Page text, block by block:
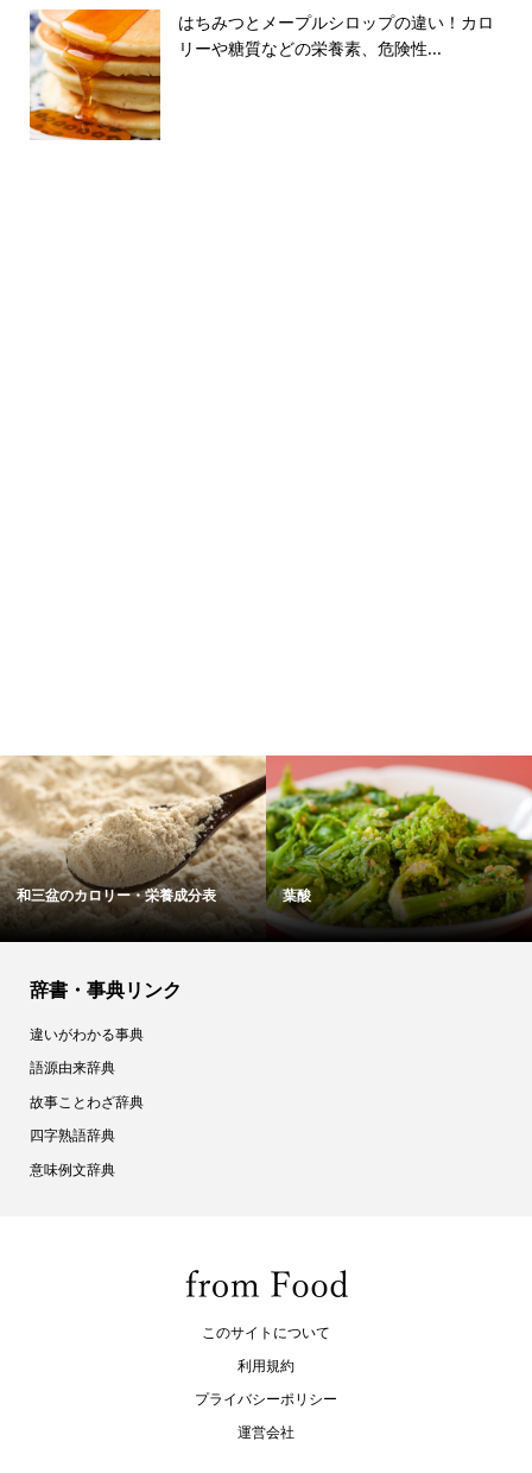
はちみつとメープルシロップの違い！カロ
リーや糖質などの栄養素、危険性...
和三盆のカロリー・栄養成分表 葉酸
辞書・事典リンク
違いがわかる事典
語源由来辞典
故事ことわざ辞典
四字熟語辞典
意味例文辞典
このサイトについて
利用規約
プライバシーポリシー
運営会社